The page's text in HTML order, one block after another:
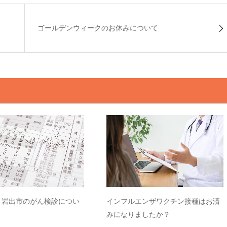
ゴールデンウィークのお休みについて
出市のがん検診につい
インフルエンザワクチン接種はお済
みになりましたか？